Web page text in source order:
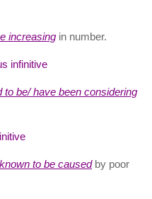
increasing in number.
infinitive
to be/ have been considering
to be causedby poor